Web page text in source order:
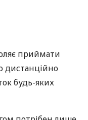
приймати
дистанційно
будь-яких